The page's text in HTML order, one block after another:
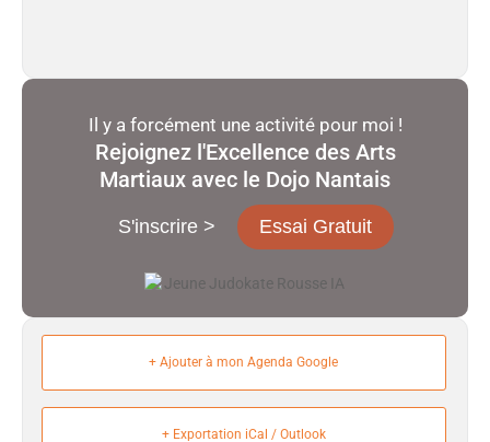
Rejoignez l'Excellence des Arts
Martiaux avec le Dojo Nantais
Il y a forcément une activité pour moi !
Essai Gratuit
S'inscrire >
+ Ajouter à mon Agenda Google
+ Exportation iCal / Outlook